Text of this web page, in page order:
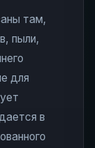
там,
пыли,
для
в